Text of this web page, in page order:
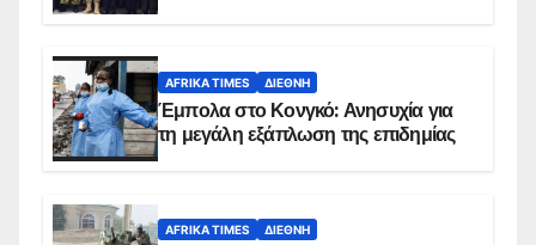
AFRIKA TIMES ΔΙΕΘΝΉ
Έμπολα στο Κονγκό: Ανησυχία για
τη μεγάλη εξάπλωση της επιδημίας
AFRIKA TIMES ΔΙΕΘΝΉ